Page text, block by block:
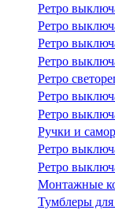
Ретро
Ретро
Ретро
Ретро
Ретро
Ретро
Ретро
Ручки и
Ретро
Ретро
Монтажные
Тумблеры